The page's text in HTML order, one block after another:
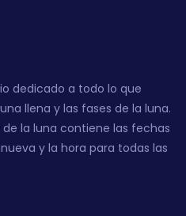
dedicado a todo lo que
llena y las fases de la luna.
la luna contiene las fechas
y la hora para todas las